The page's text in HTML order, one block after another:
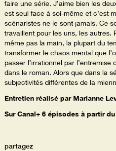
faire une série. J’aime bien les
est seul face à soi-même et c’est
scénaristes ne le sont jamais. Ce
travaillent pour les uns, les autres.
même pas la main, la plupart du
transformer le chaos mental que
passer l’irrationnel par
dans le roman. Alors que dans la
subjectivités différentes de la
Entretien réalisé par Marianne
Sur Canal+ 6 épisodes à partir
partagez